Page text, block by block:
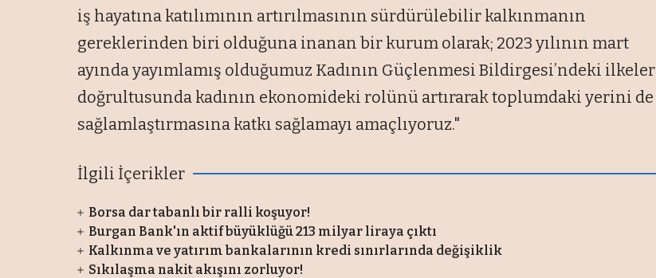
iş hayatına katılımının artırılmasının sürdürülebilir kalkınmanın
gereklerinden biri olduğuna inanan bir kurum olarak; 2023 yılının mart
ayında yayımlamış olduğumuz Kadının Güçlenmesi Bildirgesi’ndeki ilkeler
doğrultusunda kadının ekonomideki rolünü artırarak toplumdaki yerini de
sağlamlaştırmasına katkı sağlamayı amaçlıyoruz."
İlgili İçerikler
Borsa dar tabanlı bir ralli koşuyor!
Burgan Bank'ın aktif büyüklüğü 213 milyar liraya çıktı
Kalkınma ve yatırım bankalarının kredi sınırlarında değişiklik
Sıkılaşma nakit akışını zorluyor!